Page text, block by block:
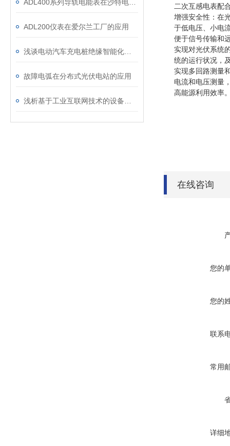
ADL200仪表在爱尔兰工厂的应用
故障电弧在分布式光伏电站的应用
二次互感电表配
增强安全性：在
于低电压、小电
便于信号传输和
实现对光伏系统
统的运行状况，
实现多回路测量
电流和电压测量
高能源利用效率
在线咨询
您的
您的
联系
常用
详细